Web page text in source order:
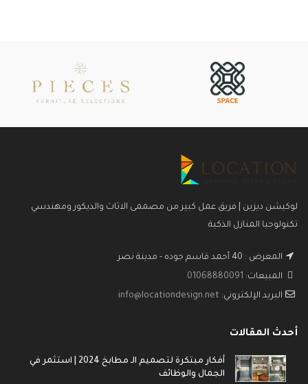
لوكيشن ديزين | فريق عمل كبير من مصممى الاثاث والديكور ومهندسي
تكنولوجيا المنازل الذكية
المعرض : 40 أحمد قاسم جوده - مدينة نصر
المبيعات: 01068880091
البريد الإلكتروني: info@locationdesign.net
أحدث المقالات
أفكار مبتكرة لتصميم الـ مطابخ 2024 | استثمر في
الجمال والوظائف